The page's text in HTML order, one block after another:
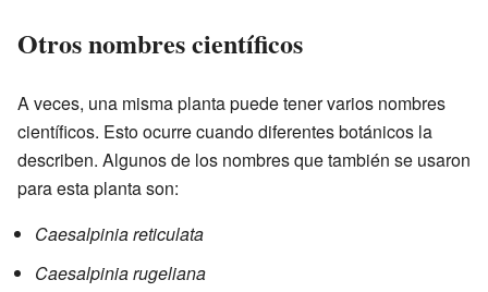
Otros nombres científicos
A veces, una misma planta puede tener varios nombres
científicos. Esto ocurre cuando diferentes botánicos la
describen. Algunos de los nombres que también se usaron
para esta planta son:
Caesalpinia reticulata
Caesalpinia rugeliana